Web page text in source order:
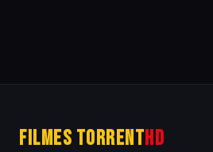
Filmes TorrentHD